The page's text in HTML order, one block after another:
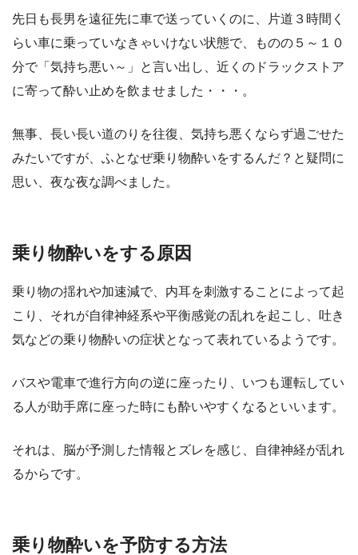
先日も長男を遠征先に車で送っていくのに、片道３時間く
らい車に乗っていなきゃいけない状態で、ものの５～１０
分で「気持ち悪い～」と言い出し、近くのドラックストア
に寄って酔い止めを飲ませました・・・。
無事、長い長い道のりを往復、気持ち悪くならず過ごせた
みたいですが、ふとなぜ乗り物酔いをするんだ？と疑問に
思い、夜な夜な調べました。
乗り物酔いをする原因
乗り物の揺れや加速減で、内耳を刺激することによって起
こり、それが自律神経系や平衡感覚の乱れを起こし、吐き
気などの乗り物酔いの症状となって表れているようです。
バスや電車で進行方向の逆に座ったり、いつも運転してい
る人が助手席に座った時にも酔いやすくなるといいます。
それは、脳が予測した情報とズレを感じ、自律神経が乱れ
るからです。
乗り物酔いを予防する方法